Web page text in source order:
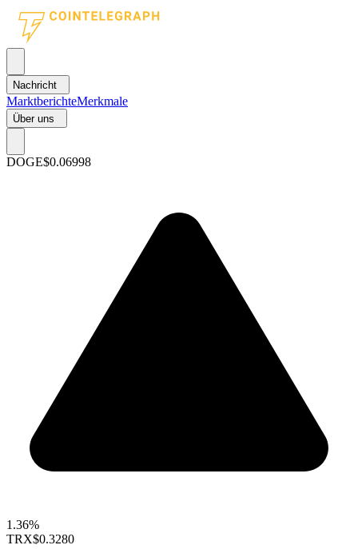
Nachricht
MarktberichteMerkmale
Über uns
DOGE$0.06998
1.36%
TRX$0.3280